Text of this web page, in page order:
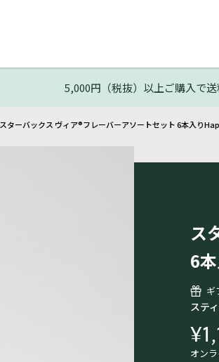
5,000円（税抜）以上ご購入で
スターバックス ヴィア®フレーバーアソートセット 6本入り
ス
6
ギ
ステ
オン